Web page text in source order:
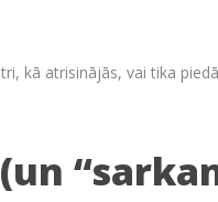
kā atrisinājās, vai tika